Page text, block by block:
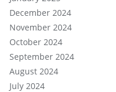
December 2024
November 2024
October 2024
September 2024
August 2024
July 2024